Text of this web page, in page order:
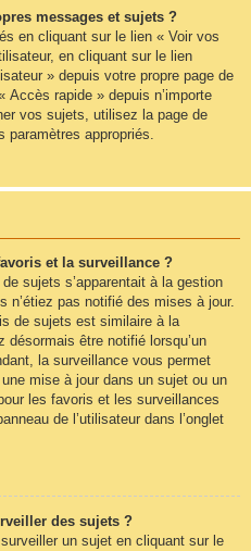
messages et sujets ?
en cliquant sur le lien « Voir vos
en cliquant sur le lien
» depuis votre propre page de
rapide » depuis n’importe
vos sujets, utilisez la page de
paramètres appropriés.
et la surveillance ?
sujets s’apparentait à la gestion
n’étiez pas notifié des mises à jour.
de sujets est similaire à la
désormais être notifié lorsqu’un
la surveillance vous permet
mise à jour dans un sujet ou un
les favoris et les surveillances
de l’utilisateur dans l’onglet
des sujets ?
un sujet en cliquant sur le